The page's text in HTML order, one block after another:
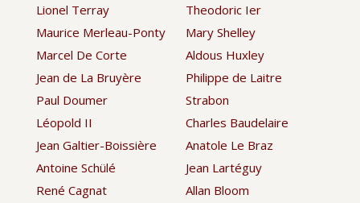
Lionel Terray
Maurice Merleau-Ponty
Marcel De Corte
Jean de La Bruyère
Paul Doumer
Léopold II
Jean Galtier-Boissière
Antoine Schülé
René Cagnat
Theodoric Ier
Mary Shelley
Aldous Huxley
Philippe de Laitre
Strabon
Charles Baudelaire
Anatole Le Braz
Jean Lartéguy
Allan Bloom